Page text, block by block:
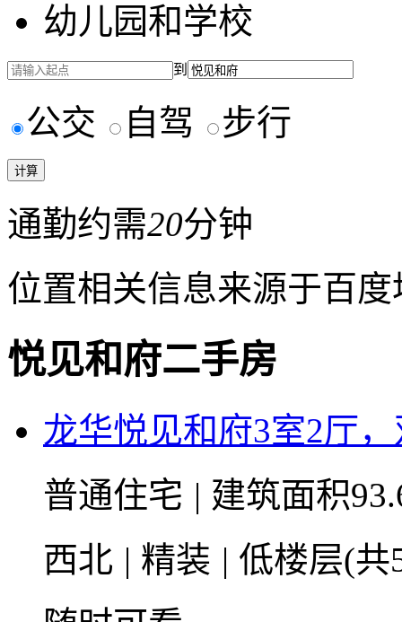
幼儿园和学校
到
公交 自驾 步行
通勤约需20分钟
位置相关信息来源于百
悦见和府二手房
龙华悦见和府3室2厅
普通住宅 | 建筑面积
西北 | 精装 | 低楼层(